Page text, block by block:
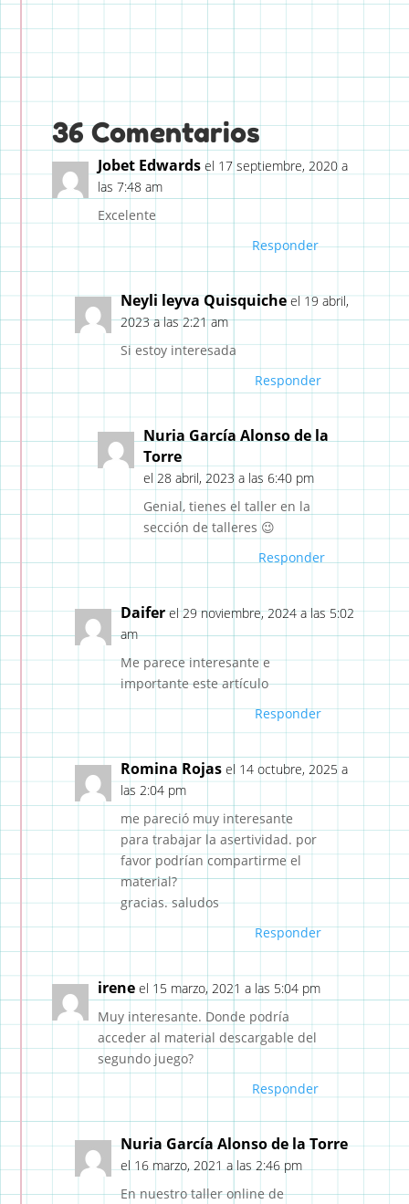
36 Comentarios
Jobet Edwards el 17 septiembre, 2020 a
las 7:48 am
Excelente
Responder
Neyli leyva Quisquiche el 19 abril,
2023 a las 2:21 am
Si estoy interesada
Responder
Nuria García Alonso de la
Torre
el 28 abril, 2023 a las 6:40 pm
Genial, tienes el taller en la
sección de talleres 😉
Responder
Daifer el 29 noviembre, 2024 a las 5:02
am
Me parece interesante e
importante este artículo
Responder
Romina Rojas el 14 octubre, 2025 a
las 2:04 pm
me pareció muy interesante
para trabajar la asertividad. por
favor podrían compartirme el
material?
gracias. saludos
Responder
irene el 15 marzo, 2021 a las 5:04 pm
Muy interesante. Donde podría
acceder al material descargable del
segundo juego?
Responder
Nuria García Alonso de la Torre
el 16 marzo, 2021 a las 2:46 pm
En nuestro taller online de